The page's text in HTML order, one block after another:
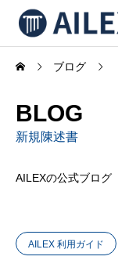
ブログ
BLOG
新規陳述書
AILEXの公式ブログ
AILEX 利用ガイド